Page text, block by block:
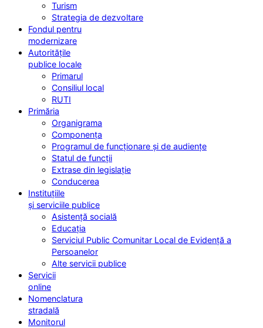
Turism
Strategia de dezvoltare
Fondul pentru
modernizare
Autoritățile
publice locale
Primarul
Consiliul local
RUTI
Primăria
Organigrama
Componența
Programul de funcționare și de audiențe
Statul de funcții
Extrase din legislație
Conducerea
Instituțiile
și serviciile publice
Asistență socială
Educația
Serviciul Public Comunitar Local de Evidență a
Persoanelor
Alte servicii publice
Servicii
online
Nomenclatura
stradală
Monitorul